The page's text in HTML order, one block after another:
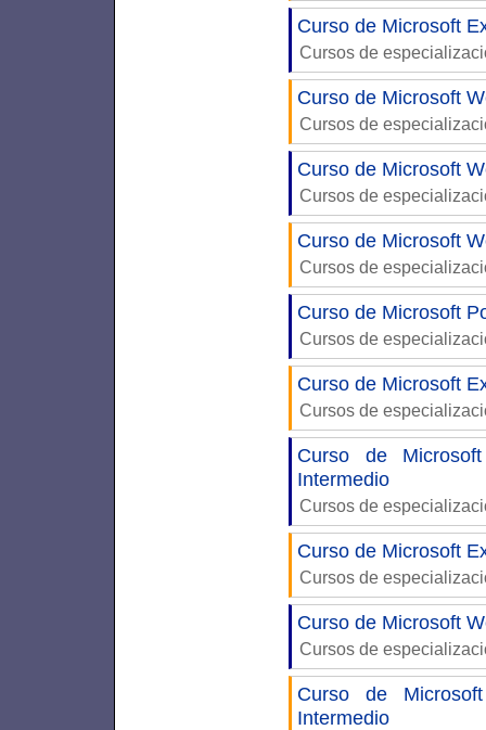
Curso de Microsoft
Cursos de
Curso de Microsoft
Cursos de
Curso de Microsoft
Cursos de
Curso de Microsoft
Cursos de
Curso de Microsoft
Cursos de
Curso de Microsoft
Cursos de
Curso de
Intermedio
Cursos de
Curso de Microsoft
Cursos de
Curso de Microsoft
Cursos de
Curso de
Intermedio